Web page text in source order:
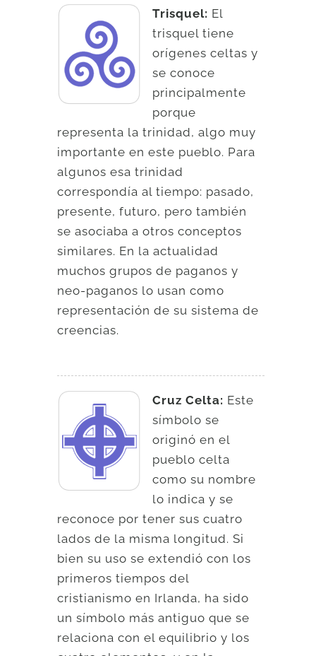
Trisquel: El
trisquel tiene
orígenes celtas y
se conoce
principalmente
porque
representa la trinidad, algo muy
importante en este pueblo. Para
algunos esa trinidad
correspondía al tiempo: pasado,
presente, futuro, pero también
se asociaba a otros conceptos
similares. En la actualidad
muchos grupos de paganos y
neo-paganos lo usan como
representación de su sistema de
creencias.
Cruz Celta: Este
símbolo se
originó en el
pueblo celta
como su nombre
lo indica y se
reconoce por tener sus cuatro
lados de la misma longitud. Si
bien su uso se extendió con los
primeros tiempos del
cristianismo en Irlanda, ha sido
un símbolo más antiguo que se
relaciona con el equilibrio y los